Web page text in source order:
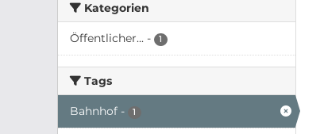
Kategorien
Öffentlicher... - 1
Tags
Bahnhof - 1